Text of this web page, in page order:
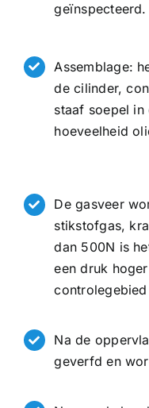
geïnspecteerd.
Assemblage:
de cilinder,
staaf soepel
hoeveelheid
De gasveer
stikstofgas,
dan 500N is
een druk
Na de
geverfd en